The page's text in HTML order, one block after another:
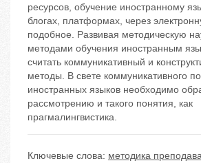
ресурсов, обучение иностранному
блогах, платформах, через
подобное. Развивая методическую
методами обучения иностранным
считать коммуникативный и
методы. В свете коммуникативного
иностранных языков необходимо
рассмотрению и такого понятия, как
прагмалингвистика.
Ключевые слова: методика